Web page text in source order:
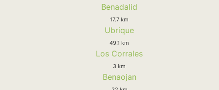
Benadalid
17.7 km
Ubrique
49.1 km
Los Corrales
3 km
Benaojan